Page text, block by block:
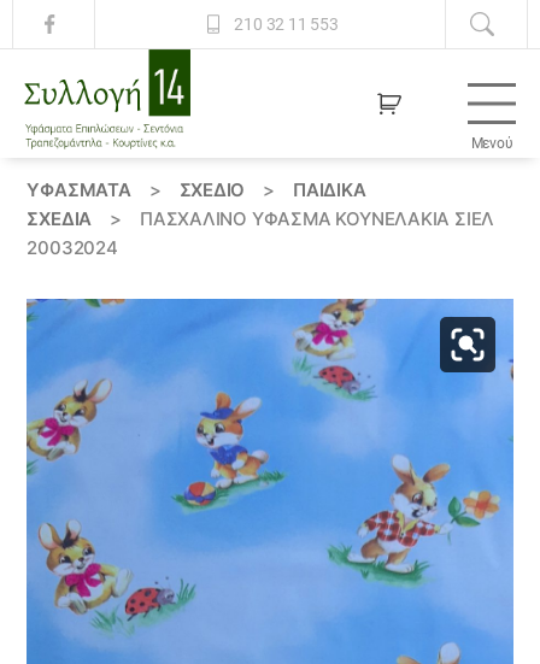
210 32 11 553
14
Μενού
ΥΦΆΣΜΑΤΑ > ΣΧΕΔΙΟ >
ΠΑΙΔΙΚΆ
ΣΧΈΔΙΑ
>
ΠΑΣΧΑΛΙΝΌ ΎΦΑΣΜΑ ΚΟΥΝΕΛΆΚΙΑ ΣΙΈΛ
20032024